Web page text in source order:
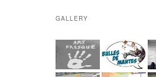
GALLERY